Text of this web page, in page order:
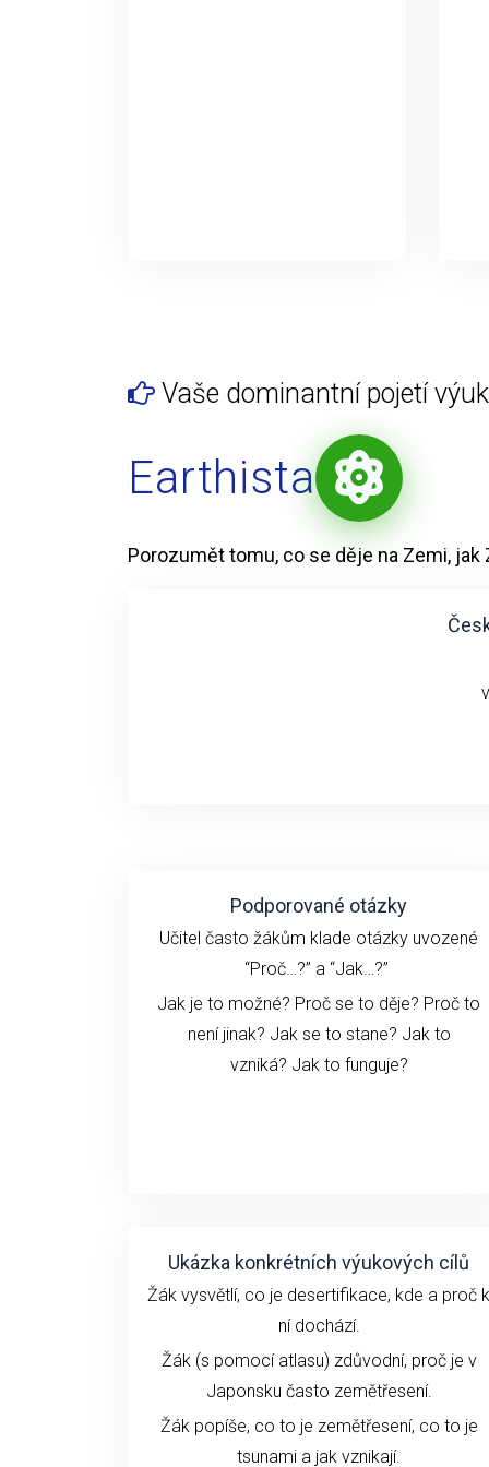
Vaše dominantní pojetí
Earthista
Porozumět tomu, co se děje na Zemi,
Podporované otázky
Učitel často žákům klade otázky uvozené
“Proč…?” a “Jak…?”
Jak je to možné? Proč se to děje? Proč to
není jinak? Jak se to stane? Jak to
vzniká? Jak to funguje?
Ukázka konkrétních výukových cílů
Žák vysvětlí, co je desertifikace, kde a proč k
ní dochází.
Žák (s pomocí atlasu) zdůvodní, proč je v
Japonsku často zemětřesení.
Žák popíše, co to je zemětřesení, co to je
tsunami a jak vznikají.